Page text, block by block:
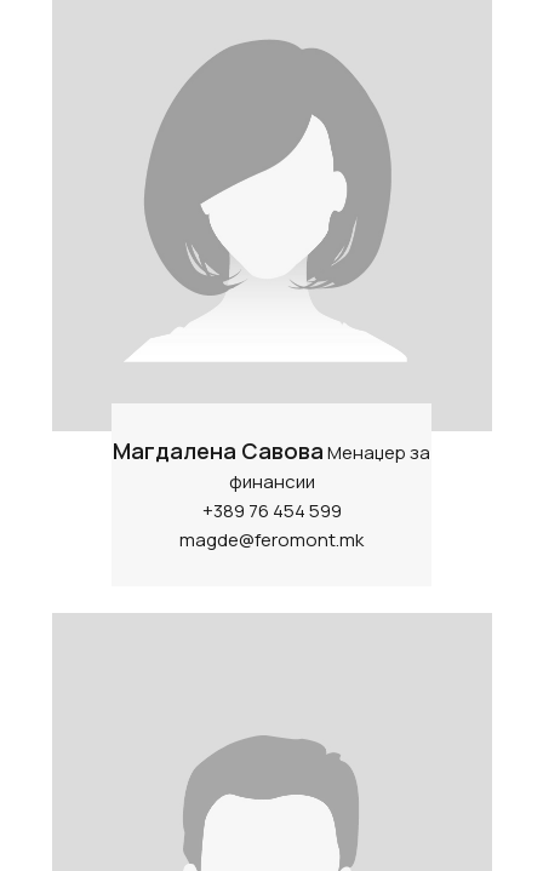
Магдалена СавоваМенаџер за
финансии
+389 76 454 599
magde@feromont.mk